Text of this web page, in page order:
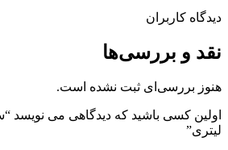
دیدگاه کاربران
نقد و بررسی‌ها
هنوز بررسی‌ای ثبت نشده است.
لیتری”